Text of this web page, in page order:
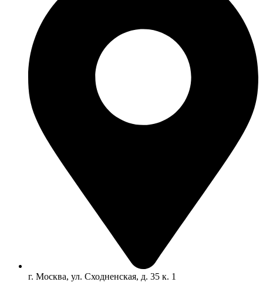
г. Москва, ул. Сходненская, д. 35 к. 1